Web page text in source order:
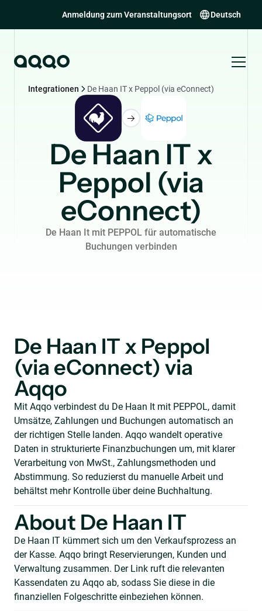
Anmeldung zum Veranstaltungsort Deutsch
Integrationen De Haan IT x Peppol (via eConnect)
De Haan IT x
Peppol (via
eConnect)
De Haan It mit PEPPOL für automatische
Buchungen verbinden
De Haan IT x Peppol
(via eConnect) via
Aqqo
Mit Aqqo verbindest du De Haan It mit PEPPOL, damit
Umsätze, Zahlungen und Buchungen automatisch an
der richtigen Stelle landen. Aqqo wandelt operative
Daten in strukturierte Finanzbuchungen um, mit klarer
Verarbeitung von MwSt., Zahlungsmethoden und
Abstimmung. So reduzierst du manuelle Arbeit und
behältst mehr Kontrolle über deine Buchhaltung.
About De Haan IT
De Haan IT kümmert sich um den Verkaufsprozess an
der Kasse. Aqqo bringt Reservierungen, Kunden und
Verwaltung zusammen. Der Link ruft die relevanten
Kassendaten zu Aqqo ab, sodass Sie diese in die
finanziellen Folgeschritte einbeziehen können.